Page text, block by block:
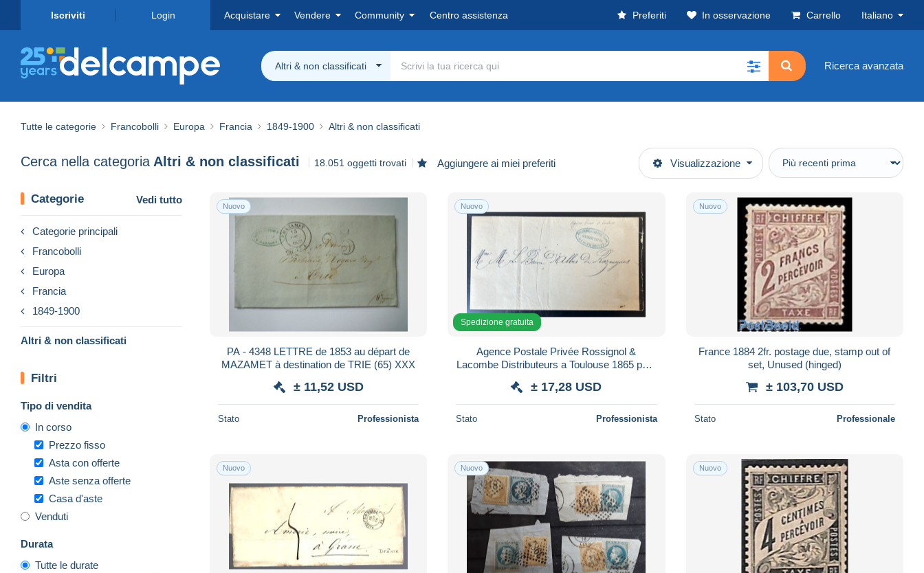
Iscriviti Login Acquistare Vendere Community Centro assistenza Preferiti In osservazione Carrello Italiano
Altri & non classificati Ricerca avanzata
Tutte le categorie Francobolli Europa Francia 1849-1900 Altri & non classificati
Cerca nella categoria Altri & non classificati 18.051 oggetti trovati Aggiungere ai miei preferiti Visualizzazione
Categorie Vedi tutto
Categorie principali
Francobolli
Europa
Francia
1849-1900
Altri & non classificati
Filtri
Tipo di vendita
In corso
Prezzo fisso
Asta con offerte
Aste senza offerte
Casa d'aste
Venduti
Durata
Tutte le durate
Nuovo
PA - 4348 LETTRE de 1853 au départ de
MAZAMET à destination de TRIE (65) XXX
± 11,52 USD
Stato Professionista
Nuovo
Spedizione gratuita
Agence Postale Privée Rossignol &
Lacombe Distributeurs a Toulouse 1865 pour
± 17,28 USD
Stato Professionista
Nuovo
France 1884 2fr. postage due, stamp out of
set, Unused (hinged)
± 103,70 USD
Stato Professionale
Nuovo Nuovo Nuovo